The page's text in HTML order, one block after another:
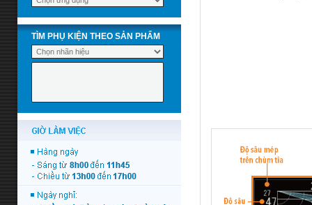
TÌM PHỤ KIỆN THEO SẢN PHẨM